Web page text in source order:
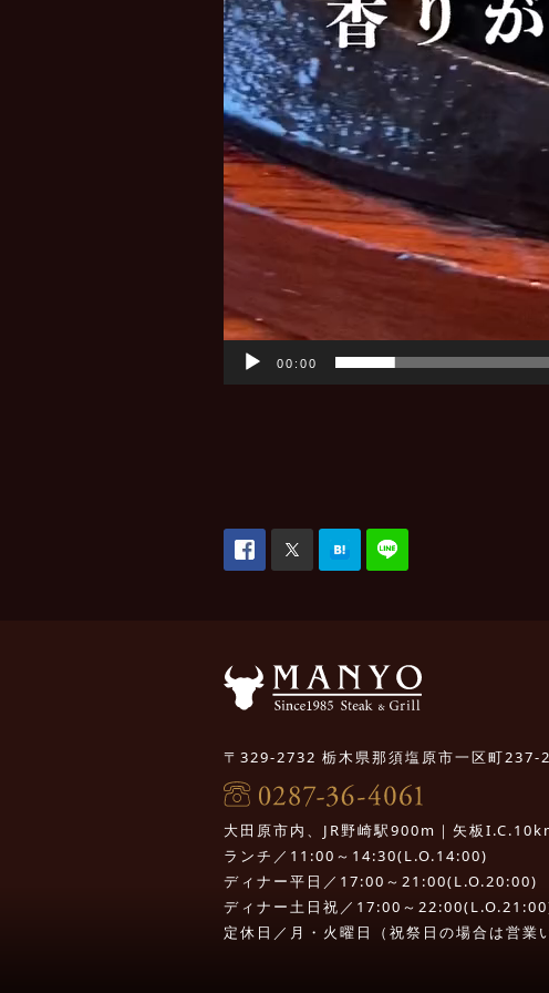
00:00
〒329-2732 栃木県那須塩原市一区町237-
大田原市内、JR野崎駅900m｜矢板
ランチ／11:00～14:30(L.O.14:00)
ディナー平日／17:00～21:00(L.O.20:00)
ディナー土日祝／17:00～
定休日／月・火曜日（祝祭日の場合は営業